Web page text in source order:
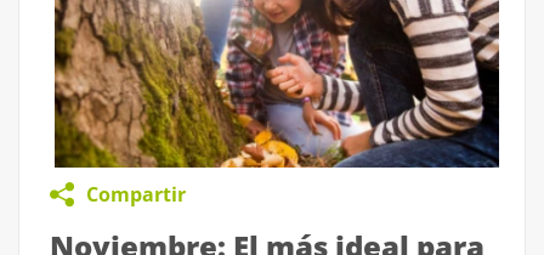
Compartir
Noviembre: El más ideal para